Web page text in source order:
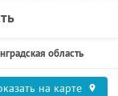
область
на карте